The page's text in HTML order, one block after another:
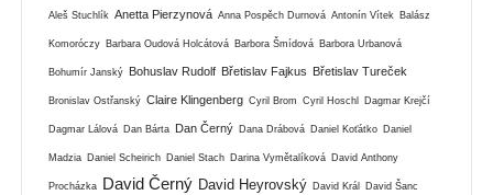
Aleš Stuchlík Anetta Pierzynová Anna Pospěch Durnová Antonín Vítek Balász
Komoróczy Barbara Oudová Holcátová Barbora Šmídová Barbora Urbanová
Bohumír Janský Bohuslav Rudolf Břetislav Fajkus Břetislav Tureček
Bronislav Ostřanský Claire Klingenberg Cyril Brom Cyril Hoschl Dagmar Krejčí
Dagmar Lálová Dan Bárta Dan Černý Dana Drábová Daniel Koťátko Daniel
Madzia Daniel Scheirich Daniel Stach Darina Vymětalíková David Anthony
Procházka David Černý David Heyrovský David Král David Šanc